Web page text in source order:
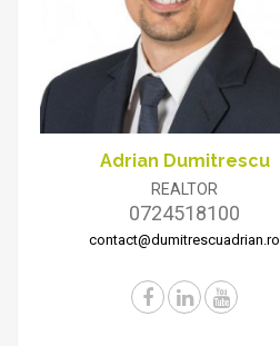
Adrian Dumitrescu
REALTOR
0724518100
contact@dumitrescuadrian.ro